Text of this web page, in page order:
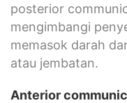
posterior
mengimbangi
memasok darah
atau jembatan.
Anterior